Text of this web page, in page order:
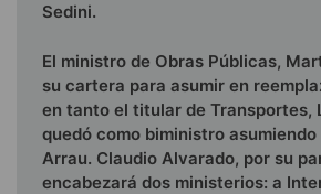
Sedini.
El ministro de Obras Públicas,
su cartera para asumir en
en tanto el titular de Transportes,
quedó como biministro
Arrau. Claudio Alvarado, por su
encabezará dos ministerios: a